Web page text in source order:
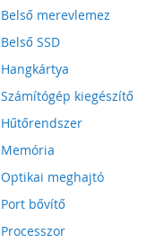
Belső merevlemez
Belső SSD
Hangkártya
Számítógép kiegészítő
Hűtőrendszer
Memória
Optikai meghajtó
Port bővítő
Processzor